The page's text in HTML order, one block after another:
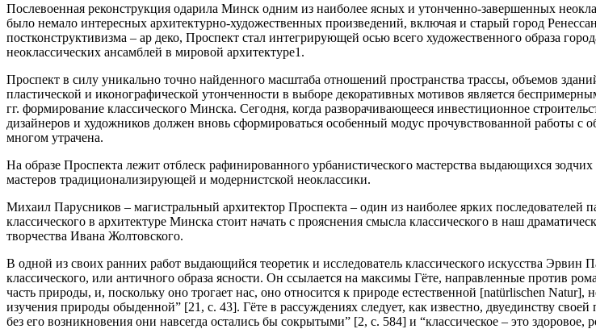
Послевоенная реконструкция одарила Минск одним из наиболее ясных и утонченно-завершенных
было немало интересных архитектурно-художественных произведений, включая и старый город
постконструктивизма – ар деко, Проспект стал интегрирующей осью всего художественного образа
неоклассических ансамблей в мировой архитектуре1.
Проспект в силу уникально точно найденного масштаба отношений пространства трассы, объемов
пластической и иконографической утонченности в выборе декоративных мотивов является
гг. формирование классического Минска. Сегодня, когда разворачивающееся инвестиционное
дизайнеров и художников должен вновь сформироваться особенный модус прочувствованной работы с
многом утрачена.
На образе Проспекта лежит отблеск рафинированного урбанистического мастерства выдающихся
мастеров традиционализирующей и модернистской неоклассики.
Михаил Парусников – магистральный архитектор Проспекта – один из наиболее ярких последователей
классического в архитектуре Минска стоит начать с прояснения смысла классического в наш
творчества Ивана Жолтовского.
В одной из своих ранних работ выдающийся теоретик и исследователь классического искусства Эрвин
классического, или античного образа ясности. Он ссылается на максимы Гёте, направленные против
часть природы, и, поскольку оно трогает нас, оно относится к природе естественной [natürlischen
изучения природы обыденной” [21, с. 43]. Гёте в рассуждениях следует, как известно, двуединству
без его возникновения они навсегда остались бы сокрытыми” [2, c. 584] и “классическое – это здоровое,